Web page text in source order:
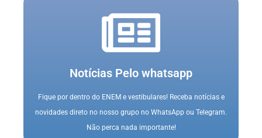
Notícias Pelo whatsapp
Fique por dentro do ENEM e vestibulares! Receba notícias e
novidades direto no nosso grupo no WhatsApp ou Telegram.
Não perca nada importante!